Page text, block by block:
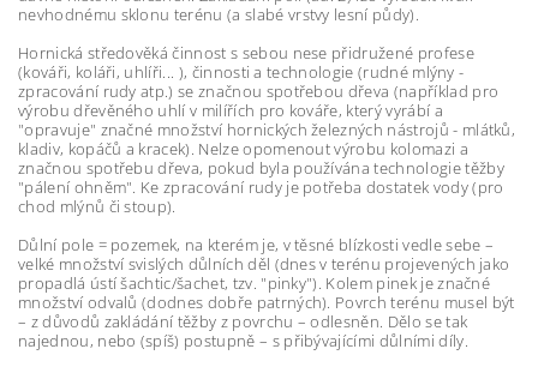
nevhodnému sklonu terénu (a slabé vrstvy lesní půdy).
Hornická středověká činnost s sebou nese přidružené profese
(kováři, koláři, uhlíři... ), činnosti a technologie (rudné mlýny -
zpracování rudy atp.) se značnou spotřebou dřeva (například pro
výrobu dřevěného uhlí v milířích pro kováře, který vyrábí a
"opravuje" značné množství hornických železných nástrojů - mlátků,
kladiv, kopáčů a kracek). Nelze opomenout výrobu kolomazi a
značnou spotřebu dřeva, pokud byla používána technologie těžby
"pálení ohněm". Ke zpracování rudy je potřeba dostatek vody (pro
chod mlýnů či stoup).
Důlní pole = pozemek, na kterém je, v těsné blízkosti vedle sebe –
velké množství svislých důlních děl (dnes v terénu projevených jako
propadlá ústí šachtic/šachet, tzv. "pinky"). Kolem pinek je značné
množství odvalů (dodnes dobře patrných). Povrch terénu musel být
– z důvodů zakládání těžby z povrchu – odlesněn. Dělo se tak
najednou, nebo (spíš) postupně – s přibývajícími důlními díly.